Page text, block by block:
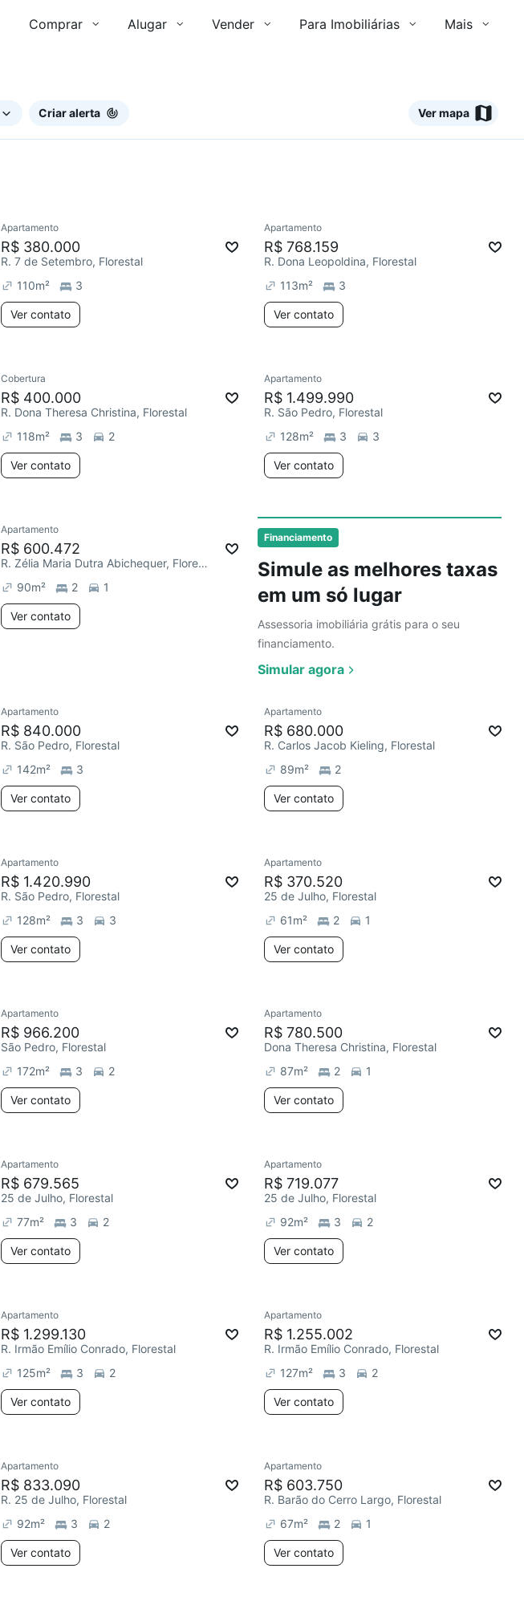
Comprar Alugar Vender Para Imobiliárias Mais
Criar alerta Ver mapa
Financiamento
Simule as melhores taxas
em um só lugar
Assessoria imobiliária grátis para o seu
financiamento.
Simular agora
Apartamento
R$ 380.000
R. 7 de Setembro, Florestal
110m² 3
Ver contato
Apartamento
R$ 768.159
R. Dona Leopoldina, Florestal
113m² 3
Ver contato
Redecorar
Cobertura
R$ 400.000
R. Dona Theresa Christina, Florestal
118m² 3 2
Ver contato
Apartamento
R$ 1.499.990
R. São Pedro, Florestal
128m² 3 3
Ver contato
Ver
Chegou este mês
Apartamento
R$ 600.472
R. Zélia Maria Dutra Abichequer, Florestal
90m² 2 1
Ver contato
Apartamento
R$ 840.000
R. São Pedro, Florestal
142m² 3
Ver contato
Apartamento
R$ 680.000
R. Carlos Jacob Kieling, Florestal
89m² 2
Ver contato
Apartamento
R$ 1.420.990
R. São Pedro, Florestal
128m² 3 3
Ver contato
Apartamento
R$ 370.520
25 de Julho, Florestal
61m² 2 1
Ver contato
Apartamento
R$ 966.200
São Pedro, Florestal
172m² 3 2
Ver contato
Apartamento
R$ 780.500
Dona Theresa Christina, Florestal
87m² 2 1
Ver contato
Apartamento
R$ 679.565
25 de Julho, Florestal
77m² 3 2
Ver contato
Apartamento
R$ 719.077
25 de Julho, Florestal
92m² 3 2
Ver contato
Apartamento
R$ 1.299.130
R. Irmão Emílio Conrado, Florestal
125m² 3 2
Ver contato
Apartamento
R$ 1.255.002
R. Irmão Emílio Conrado, Florestal
127m² 3 2
Ver contato
Apartamento
R$ 833.090
R. 25 de Julho, Florestal
92m² 3 2
Ver contato
Apartamento
R$ 603.750
R. Barão do Cerro Largo, Florestal
67m² 2 1
Ver contato